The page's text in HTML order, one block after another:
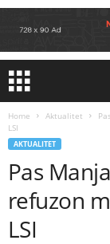
Home Aktualitet
LSI
AKTUALITET
Pas
refuzon
LSI